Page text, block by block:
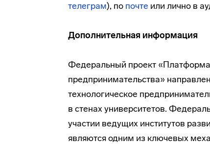
телеграм), по почте или лично в
Дополнительная информация
Федеральный проект «Платформа
предпринимательства»
технологическое
в стенах университетов.
участии ведущих институтов
являются одним из ключевых